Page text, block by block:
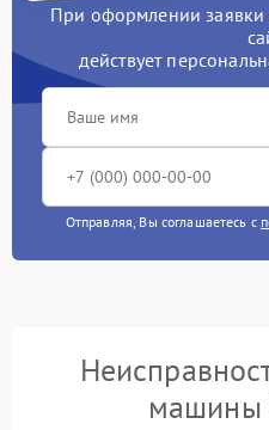
При оформлении заявки
действует
Отправляя, Вы соглашаетесь с
машины